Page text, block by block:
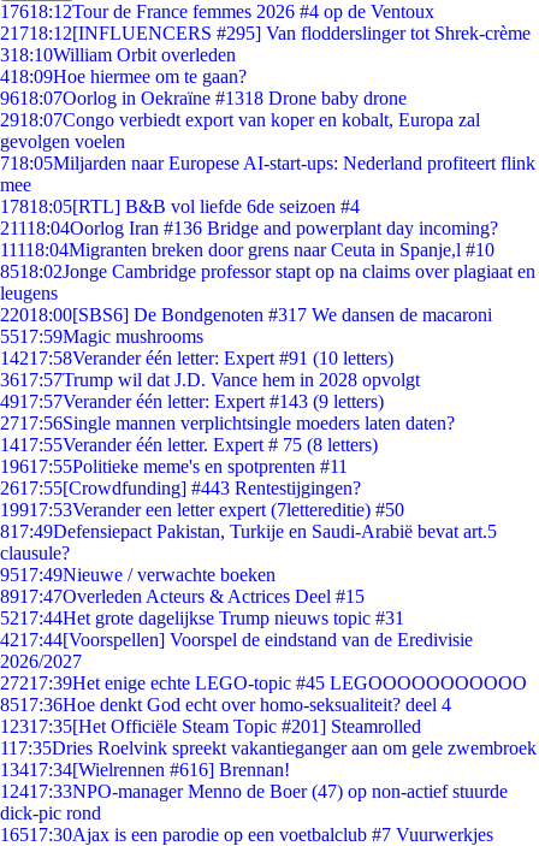
17618:12Tour de France femmes 2026 #4 op de Ventoux
21718:12[INFLUENCERS #295] Van flodderslinger tot Shrek-crème
318:10William Orbit overleden
418:09Hoe hiermee om te gaan?
9618:07Oorlog in Oekraïne #1318 Drone baby drone
2918:07Congo verbiedt export van koper en kobalt, Europa zal
gevolgen voelen
718:05Miljarden naar Europese AI-start-ups: Nederland profiteert flink
mee
17818:05[RTL] B&B vol liefde 6de seizoen #4
21118:04Oorlog Iran #136 Bridge and powerplant day incoming?
11118:04Migranten breken door grens naar Ceuta in Spanje,l #10
8518:02Jonge Cambridge professor stapt op na claims over plagiaat en
leugens
22018:00[SBS6] De Bondgenoten #317 We dansen de macaroni
5517:59Magic mushrooms
14217:58Verander één letter: Expert #91 (10 letters)
3617:57Trump wil dat J.D. Vance hem in 2028 opvolgt
4917:57Verander één letter: Expert #143 (9 letters)
2717:56Single mannen verplichtsingle moeders laten daten?
1417:55Verander één letter. Expert # 75 (8 letters)
19617:55Politieke meme's en spotprenten #11
2617:55[Crowdfunding] #443 Rentestijgingen?
19917:53Verander een letter expert (7lettereditie) #50
817:49Defensiepact Pakistan, Turkije en Saudi-Arabië bevat art.5
clausule?
9517:49Nieuwe / verwachte boeken
8917:47Overleden Acteurs & Actrices Deel #15
5217:44Het grote dagelijkse Trump nieuws topic #31
4217:44[Voorspellen] Voorspel de eindstand van de Eredivisie
2026/2027
27217:39Het enige echte LEGO-topic #45 LEGOOOOOOOOOOO
8517:36Hoe denkt God echt over homo-seksualiteit? deel 4
12317:35[Het Officiële Steam Topic #201] Steamrolled
117:35Dries Roelvink spreekt vakantieganger aan om gele zwembroek
13417:34[Wielrennen #616] Brennan!
12417:33NPO-manager Menno de Boer (47) op non-actief stuurde
dick-pic rond
16517:30Ajax is een parodie op een voetbalclub #7 Vuurwerkjes